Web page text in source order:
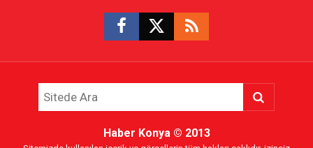
Haber Konya© 2013